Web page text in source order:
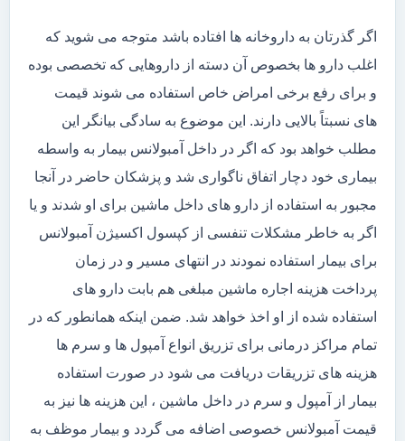
اگر گذرتان به داروخانه ها افتاده باشد متوجه می شوید که
اغلب دارو ها بخصوص آن دسته از داروهایی که تخصصی بوده
و برای رفع برخی امراض خاص استفاده می شوند قیمت
های نسبتاً بالایی دارند. این موضوع به سادگی بیانگر این
مطلب خواهد بود که اگر در داخل آمبولانس بیمار به واسطه
بیماری خود دچار اتفاق ناگواری شد و پزشکان حاضر در آنجا
مجبور به استفاده از دارو های داخل ماشین برای او شدند و یا
اگر به خاطر مشکلات تنفسی از کپسول اکسیژن آمبولانس
برای بیمار استفاده نمودند در انتهای مسیر و در زمان
پرداخت هزینه اجاره ماشین مبلغی هم بابت دارو های
استفاده شده از او اخذ خواهد شد. ضمن اینکه همانطور که در
تمام مراکز درمانی برای تزریق انواع آمپول ها و سرم ها
هزینه های تزریقات دریافت می شود در صورت استفاده
بیمار از آمپول و سرم در داخل ماشین ، این هزینه ها نیز به
قیمت آمبولانس خصوصی اضافه می گردد و بیمار موظف به